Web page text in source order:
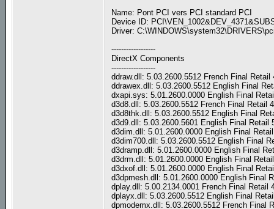
Name: Pont PCI vers PCI standard PCI
Device ID:
Driver:
------------------
DirectX Components
------------------
ddraw.dll: 5.03.2600.5512 French Final
ddrawex.dll: 5.03.2600.5512 English Final
dxapi.sys: 5.01.2600.0000 English Final
d3d8.dll: 5.03.2600.5512 French Final Retail
d3d8thk.dll: 5.03.2600.5512 English Final
d3d9.dll: 5.03.2600.5601 English Final Retail
d3dim.dll: 5.01.2600.0000 English Final
d3dim700.dll: 5.03.2600.5512 English Final
d3dramp.dll: 5.01.2600.0000 English Final
d3drm.dll: 5.01.2600.0000 English Final
d3dxof.dll: 5.01.2600.0000 English Final
d3dpmesh.dll: 5.01.2600.0000 English Final
dplay.dll: 5.00.2134.0001 French Final Retail
dplayx.dll: 5.03.2600.5512 English Final
dpmodemx.dll: 5.03.2600.5512 French Final